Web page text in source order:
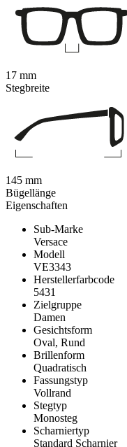
Eigenschaften
Sub-Marke
Versace
Modell
VE3343
Herstellerfarbcode
5431
Zielgruppe
Damen
Gesichtsform
Oval, Rund
Brillenform
Quadratisch
Fassungstyp
Vollrand
Stegtyp
Monosteg
Scharniertyp
Standard Scharnier
17 mm
Stegbreite
145 mm
Bügellänge